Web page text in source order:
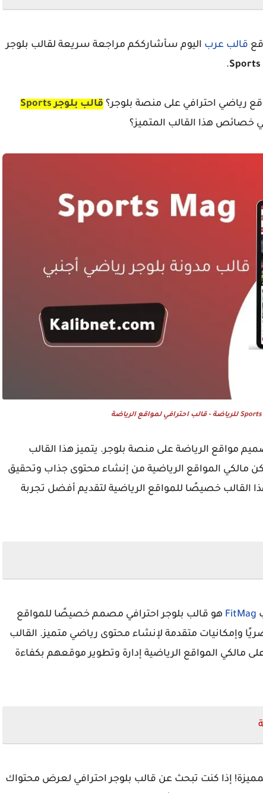
قالب عرب اليوم سأشارككم مراجعة سريعة لقالب بلوجر
Sports
.
رياضي احترافي على منصة بلوجر؟
قالب بلوجر Sports
خصائص هذا القالب المتميز؟
مواقع الرياضة على منصة بلوجر. يتميز هذا القالب
المواقع الرياضية من إنشاء محتوى جذاب وتحقيق
القالب خصيصًا للمواقع الرياضية لتقديم أفضل تجربة
FitMag هو قالب بلوجر احترافي مصمم خصيصًا للمواقع
وإمكانيات متقدمة لإنشاء محتوى رياضي متميز. القالب
مالكي المواقع الرياضية إدارة وتطوير موقعهم بكفاءة
إذا كنت تبحث عن قالب بلوجر احترافي لعرض محتواك